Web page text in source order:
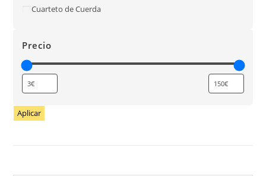
Cuarteto de Cuerda
Precio
Aplicar